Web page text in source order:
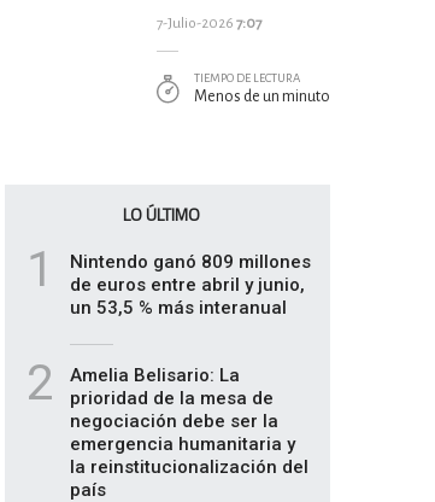
7-Julio-2026 7:07
TIEMPO DE LECTURA
Menos de un minuto
LO ÚLTIMO
1
Nintendo ganó 809 millones
de euros entre abril y junio,
un 53,5 % más interanual
2
Amelia Belisario: La
prioridad de la mesa de
negociación debe ser la
emergencia humanitaria y
la reinstitucionalización del
país